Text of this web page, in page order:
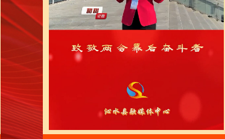
河碳谷”集聚成势、扬帆起航。文旅产业不
合。树理小镇作家小院、山居民宿投入运
动，王蒙、梁晓声、葛水平等一批文学大
增长65%，知名度和影响力不断提升。出
励办法，各景区景点游客大幅增长。1-11月
经济加快发展。新建5G基站28座，累计达